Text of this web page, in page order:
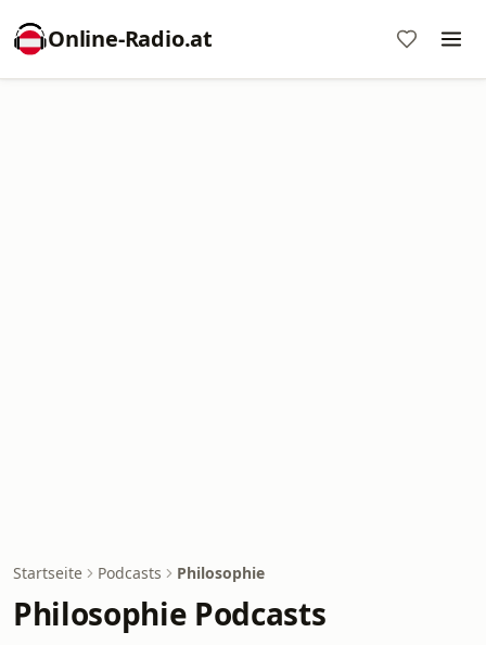
Online‑Radio.at
Startseite Podcasts Philosophie
Philosophie Podcasts